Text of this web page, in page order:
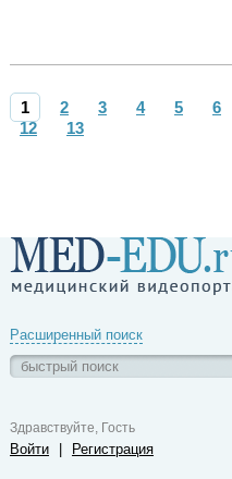
1 2 3 4 5 6
12
13
Расширенный поиск
Здравствуйте, Гость
Войти Регистрация